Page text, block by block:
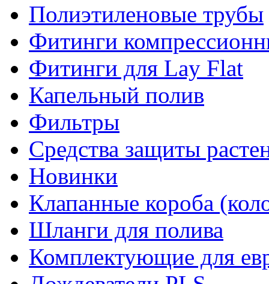
Полиэтиленовые трубы
Фитинги
Фитинги для Lay Flat
Капельный полив
Фильтры
Средства защиты
Новинки
Клапанные короба
Шланги для полива
Комплектующие для